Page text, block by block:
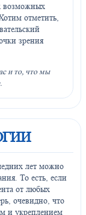
возможных
отметить,
зрения
и то, что мы
лет можно
То есть, если
от любых
очевидно, что
и укреплением